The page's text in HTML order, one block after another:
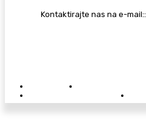
Kontaktirajte nas na e-mail::